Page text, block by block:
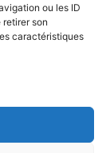
ou les ID
retirer son
caractéristiques
le fait
entre
des
en